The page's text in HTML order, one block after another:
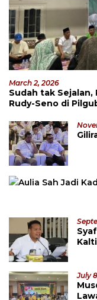
March 2, 2026
Sudah tak Sejalan,
Rudy-Seno di
July